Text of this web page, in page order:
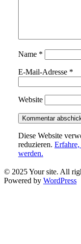
Name *
E-Mail-Adresse *
Website
Diese Website
reduzieren.
werden.
© 2025 Your site. All
Powered by WordPress